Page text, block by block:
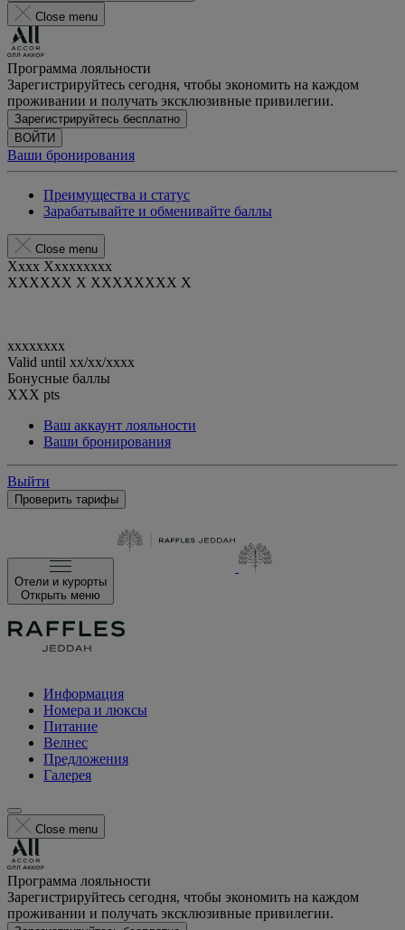
Close menu
Программа лояльности
Зарегистрируйтесь сегодня, чтобы экономить на каждом
проживании и получать эксклюзивные привилегии.
Зарегистрируйтесь бесплатно
ВОЙТИ
Ваши бронирования
Преимущества и статус
Зарабатывайте и обменивайте баллы
Close menu
Xxxx Xxxxxxxxx
XXXXXX X XXXXXXXX X
xxxxxxxx
Valid until xx/xx/xxxx
Бонусные баллы
XXX pts
Ваш аккаунт лояльности
Ваши бронирования
Выйти
Проверить тарифы
Отели и курорты
Открыть меню
Информация
Номера и люксы
Питание
Велнес
Предложения
Галерея
Close menu
Программа лояльности
Зарегистрируйтесь сегодня, чтобы экономить на каждом
проживании и получать эксклюзивные привилегии.